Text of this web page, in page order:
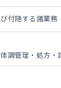
付随する諸業務
調管理・処方